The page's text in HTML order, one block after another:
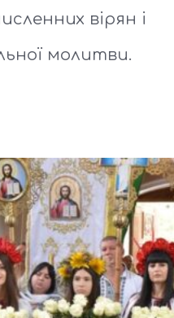
вірян і
молитви.